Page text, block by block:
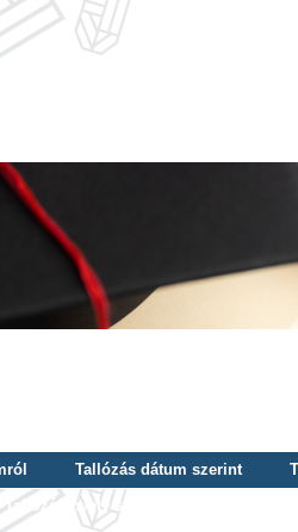
Tallózás dátum szerint
Tallózás nyelv szerint